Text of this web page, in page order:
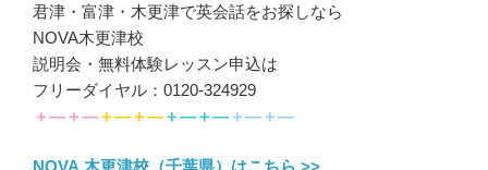
君津・富津・木更津で英会話をお探しなら
NOVA木更津校
説明会・無料体験レッスン申込は
フリーダイヤル：0120-324929
＋―＋―＋―＋―＋―＋―＋―＋―